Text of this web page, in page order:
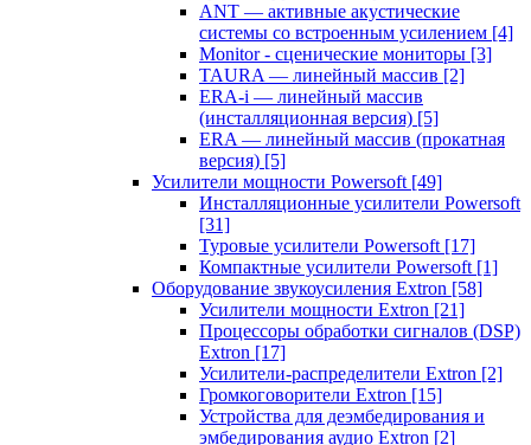
ANT — активные акустические
системы со встроенным усилением [4]
Monitor - сценические мониторы [3]
TAURA — линейный массив [2]
ERA-i — линейный массив
(инсталляционная версия) [5]
ERA — линейный массив (прокатная
версия) [5]
Усилители мощности Powersoft [49]
Инсталляционные усилители Powersoft
[31]
Туровые усилители Powersoft [17]
Компактные усилители Powersoft [1]
Оборудование звукоусиления Extron [58]
Усилители мощности Extron [21]
Процессоры обработки сигналов (DSP)
Extron [17]
Усилители-распределители Extron [2]
Громкоговорители Extron [15]
Устройства для деэмбедирования и
эмбедирования аудио Extron [2]